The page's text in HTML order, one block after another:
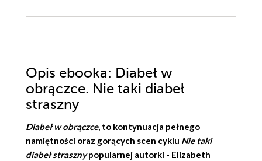
Opis ebooka: Diabeł w
obrączce. Nie taki diabeł
straszny
Diabeł w obrączce, to kontynuacja pełnego
namiętności oraz gorących scen cyklu Nie taki
diabeł strasznypopularnej autorki - Elizabeth